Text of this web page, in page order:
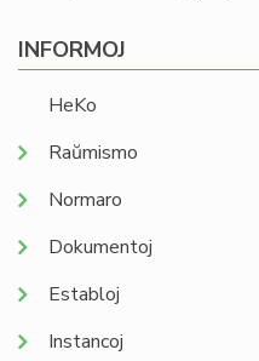
INFORMOJ
HeKo
Raŭmismo
Normaro
Dokumentoj
Establoj
Instancoj